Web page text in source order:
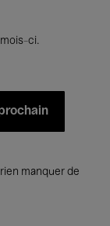
ci.
manquer de